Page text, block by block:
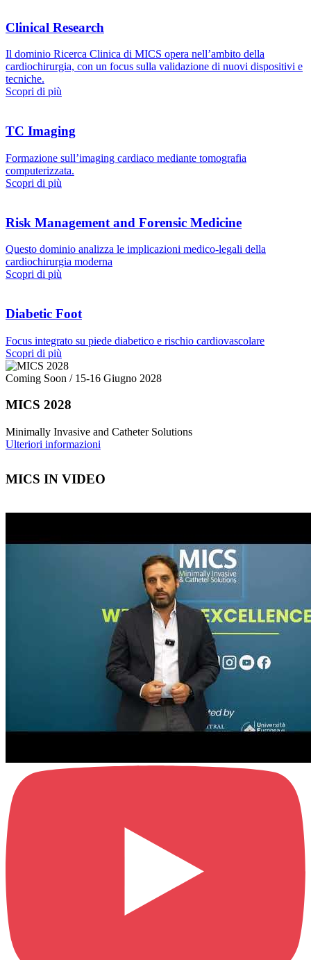
Clinical Research
Il dominio Ricerca Clinica di MICS opera nell’ambito della
cardiochirurgia, con un focus sulla validazione di nuovi dispositivi e
tecniche.
Scopri di più
TC Imaging
Formazione sull’imaging cardiaco mediante tomografia
computerizzata.
Scopri di più
Risk Management and Forensic Medicine
Questo dominio analizza le implicazioni medico-legali della
cardiochirurgia moderna
Scopri di più
Diabetic Foot
Focus integrato su piede diabetico e rischio cardiovascolare
Scopri di più
Coming Soon /15-16 Giugno 2028
MICS 2028
Minimally Invasive and Catheter Solutions
Ulteriori informazioni
MICS IN VIDEO